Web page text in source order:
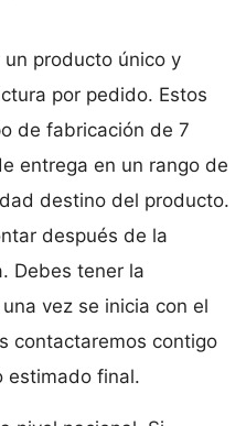
producto único y
por pedido. Estos
de fabricación de 7
entrega en un rango de
destino del producto.
después de la
Debes tener la
vez se inicia con el
contactaremos contigo
estimado final.